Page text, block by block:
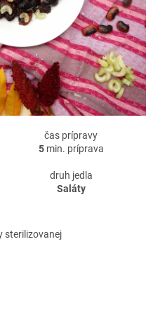
čas prípravy
5min. príprava
druh jedla
Saláty
sterilizovanej